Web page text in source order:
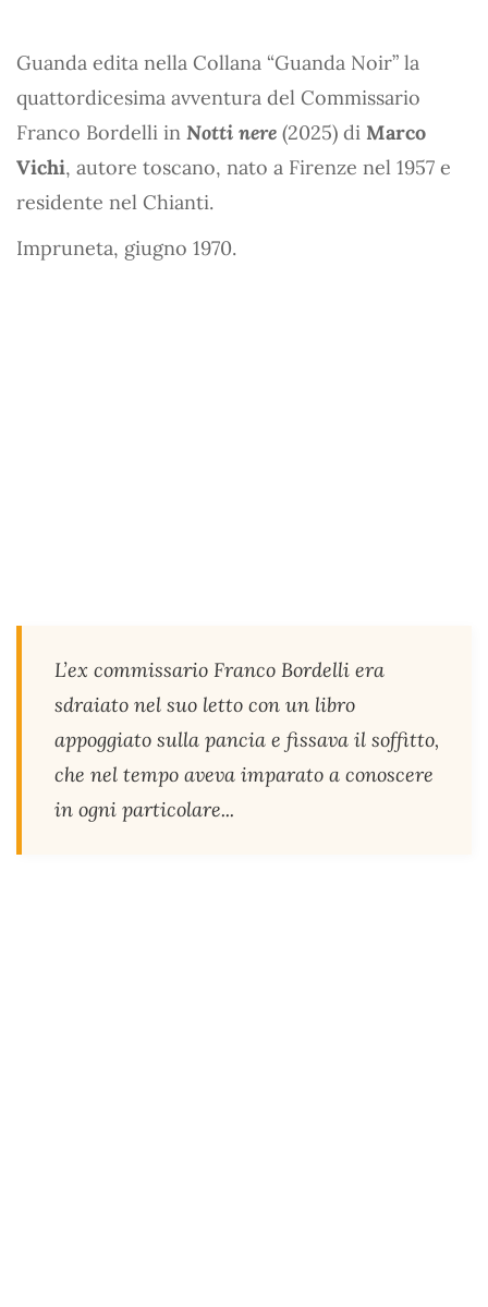
Guanda edita nella Collana “Guanda Noir” la
quattordicesima avventura del Commissario
Franco Bordelli in Notti nere (2025) di Marco
Vichi, autore toscano, nato a Firenze nel 1957 e
residente nel Chianti.
Impruneta, giugno 1970.
L’ex commissario Franco Bordelli era
sdraiato nel suo letto con un libro
appoggiato sulla pancia e fissava il soffitto,
che nel tempo aveva imparato a conoscere
in ogni particolare...